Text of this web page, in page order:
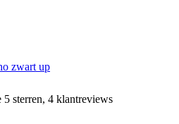
zwart up
5 sterren, 4 klantreviews